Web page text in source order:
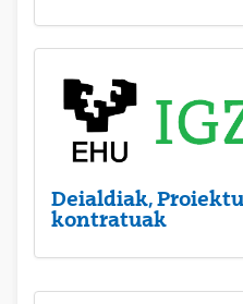
Deialdiak,
kontratuak